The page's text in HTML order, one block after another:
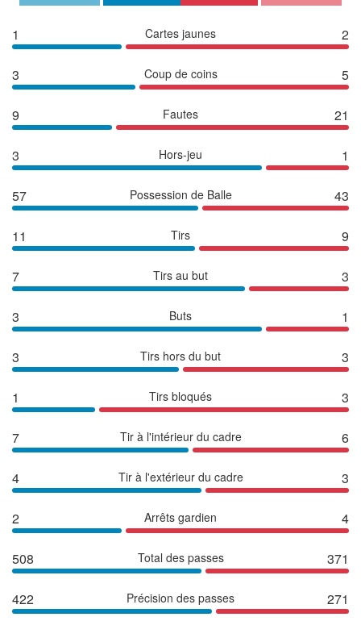
1 Cartes jaunes 2
3 Coup de coins 5
9 Fautes 21
3 Hors-jeu 1
57 Possession de Balle 43
11 Tirs 9
7 Tirs au but 3
3 Buts 1
3 Tirs hors du but 3
1 Tirs bloqués 3
7 Tir à l'intérieur du cadre 6
4 Tir à l'extérieur du cadre 3
2 Arrêts gardien 4
508 Total des passes 371
422 Précision des passes 271